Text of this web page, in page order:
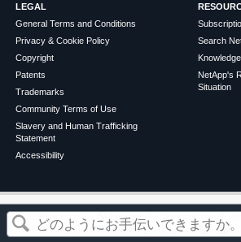
この記事は役に立ちましたか？
LEGAL
General Terms and Conditions
Privacy & Cookie Policy
Copyright
Patents
Trademarks
Community Terms of Use
Slavery and Human Trafficking
Statement
Accessibility
Search
NetApp's
Situation
©2026NetApp English Terms of Use
Cookie Policy
Cookie Settings